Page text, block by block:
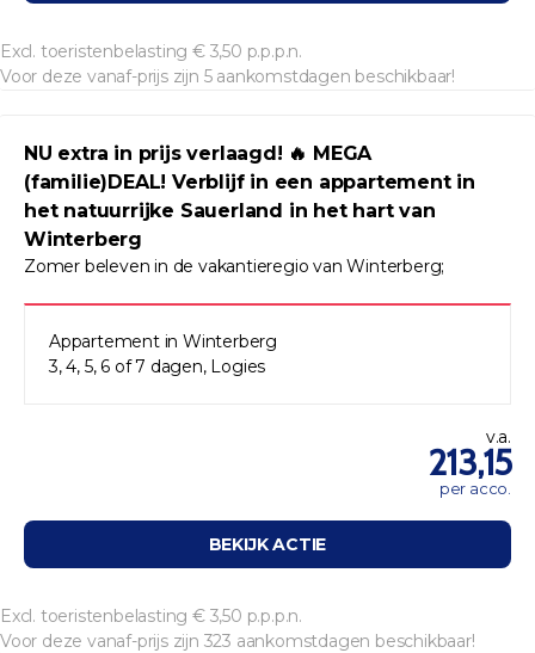
Excl. toeristenbelasting € 3,50 p.p.p.n.
Voor deze vanaf-prijs zijn 5 aankomstdagen beschikbaar!
NU extra in prijs verlaagd! 🔥 MEGA
(familie)DEAL! Verblijf in een appartement in
het natuurrijke Sauerland in het hart van
Winterberg
Zomer beleven in de vakantieregio van Winterberg;
Appartement in Winterberg
3, 4, 5, 6 of 7 dagen, Logies
v.a.
213,15
per acco.
BEKIJK ACTIE
Excl. toeristenbelasting € 3,50 p.p.p.n.
Voor deze vanaf-prijs zijn 323 aankomstdagen beschikbaar!